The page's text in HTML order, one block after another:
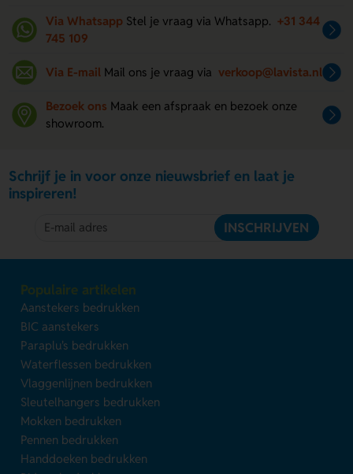
Via Whatsapp Stel je vraag via Whatsapp. +31 344
745 109
Via E-mail Mail ons je vraag via verkoop@lavista.nl
Bezoek ons Maak een afspraak en bezoek onze
showroom.
Schrijf je in voor onze nieuwsbrief en laat je
inspireren!
INSCHRIJVEN
Populaire artikelen
Aanstekers bedrukken
BIC aanstekers
Paraplu's bedrukken
Waterflessen bedrukken
Vlaggenlijnen bedrukken
Sleutelhangers bedrukken
Mokken bedrukken
Pennen bedrukken
Handdoeken bedrukken